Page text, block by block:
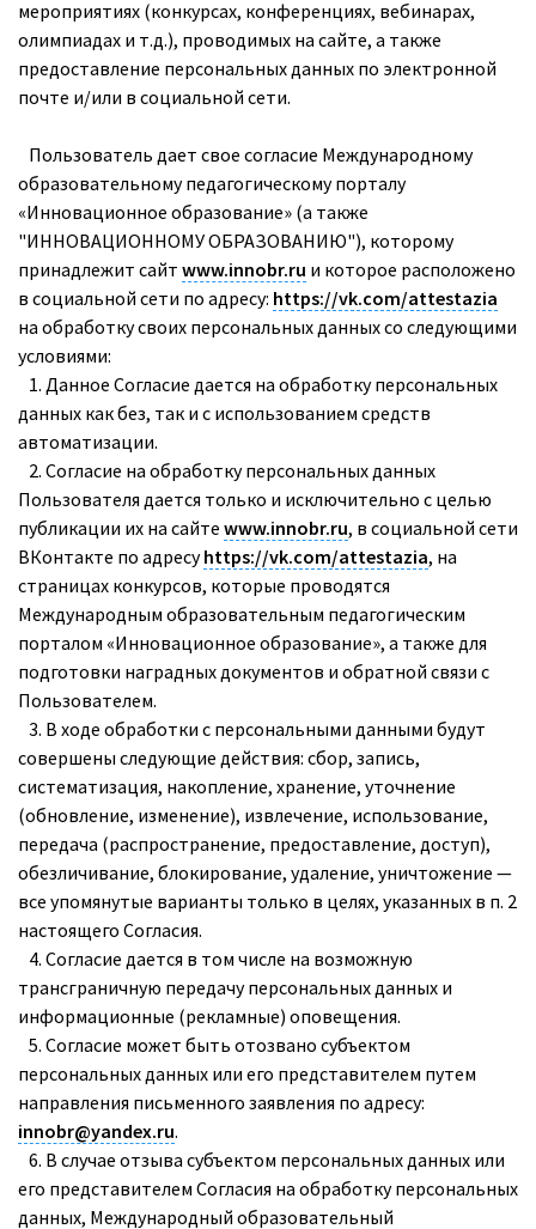
мероприятиях (конкурсах, конференциях, вебинарах,
олимпиадах и т.д.), проводимых на сайте, а также
предоставление персональных данных по электронной
почте и/или в социальной сети.
Пользователь дает свое согласие Международному
образовательному педагогическому порталу
«Инновационное образование» (а также
"ИННОВАЦИОННОМУ ОБРАЗОВАНИЮ"), которому
принадлежит сайт www.innobr.ru и которое расположено
в социальной сети по адресу: https://vk.com/attestazia
на обработку своих персональных данных со следующими
условиями:
1. Данное Согласие дается на обработку персональных
данных как без, так и с использованием средств
автоматизации.
2. Согласие на обработку персональных данных
Пользователя дается только и исключительно с целью
публикации их на сайте www.innobr.ru, в социальной сети
ВКонтакте по адресуhttps://vk.com/attestazia, на
страницах конкурсов, которые проводятся
Международным образовательным педагогическим
порталом «Инновационное образование», а также для
подготовки наградных документов и обратной связи с
Пользователем.
3. В ходе обработки с персональными данными будут
совершены следующие действия: сбор, запись,
систематизация, накопление, хранение, уточнение
(обновление, изменение), извлечение, использование,
передача (распространение, предоставление, доступ),
обезличивание, блокирование, удаление, уничтожение —
все упомянутые варианты только в целях, указанных в п. 2
настоящего Согласия.
4. Согласие дается в том числе на возможную
трансграничную передачу персональных данных и
информационные (рекламные) оповещения.
5. Согласие может быть отозвано субъектом
персональных данных или его представителем путем
направления письменного заявления по адресу:
innobr@yandex.ru.
6. В случае отзыва субъектом персональных данных или
его представителем Согласия на обработку персональных
данных, Международный образовательный